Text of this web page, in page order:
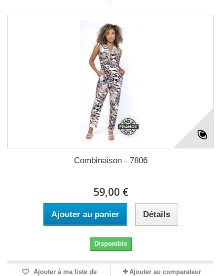
Combinaison - 7806
59,00 €
Ajouter au panier Détails
Disponible
Ajouter à ma liste de
Ajouter au comparateur